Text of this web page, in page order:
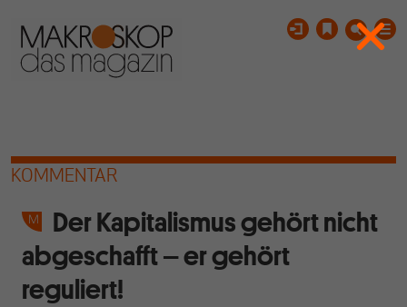
KOMMENTAR
Der Kapitalismus gehört nicht
abgeschafft – er gehört
reguliert!